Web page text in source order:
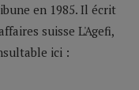
en 1985. Il écrit
suisse L'Agefi,
ici :